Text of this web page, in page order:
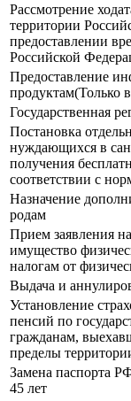
Рассмотрение
территории
предоставлении
Российской
Предоставление
продуктам(Только
Государственная
Постановка
нуждающихся в
получения
соответствии с
Назначение
родам
Прием заявления
имущество
налогам от
Выдача и
Установление
пенсий по
гражданам,
пределы
Замена паспорта
45 лет